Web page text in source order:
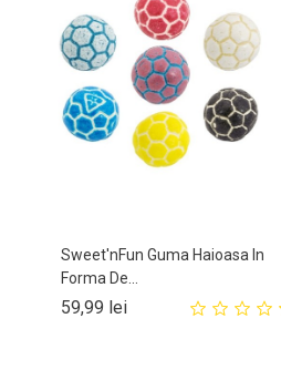
Sweet'nFun Guma Haioasa In
Forma De...
59,99 leiPret